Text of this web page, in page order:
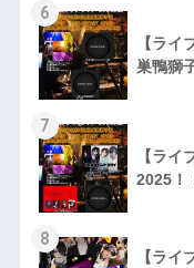
6
【ラ
巣鴨獅
7
【ライ
2025！
8
【ラ